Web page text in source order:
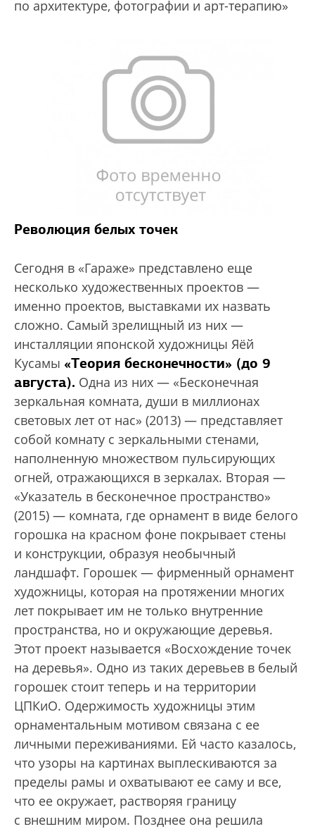
по архитектуре, фотографии и арт-терапию»
Революция белых точек
Сегодня в «Гараже» представлено еще
несколько художественных проектов —
именно проектов, выставками их назвать
сложно. Самый зрелищный из них —
инсталляции японской художницы Яёй
Кусамы «Теория бесконечности» (до 9
августа). Одна из них — «Бесконечная
зеркальная комната, души в миллионах
световых лет от нас» (2013) — представляет
собой комнату с зеркальными стенами,
наполненную множеством пульсирующих
огней, отражающихся в зеркалах. Вторая —
«Указатель в бесконечное пространство»
(2015) — комната, где орнамент в виде белого
горошка на красном фоне покрывает стены
и конструкции, образуя необычный
ландшафт. Горошек — фирменный орнамент
художницы, которая на протяжении многих
лет покрывает им не только внутренние
пространства, но и окружающие деревья.
Этот проект называется «Восхождение точек
на деревья». Одно из таких деревьев в белый
горошек стоит теперь и на территории
ЦПКиО. Одержимость художницы этим
орнаментальным мотивом связана с ее
личными переживаниями. Ей часто казалось,
что узоры на картинах выплескиваются за
пределы рамы и охватывают ее саму и все,
что ее окружает, растворяя границу
с внешним миром. Позднее она решила